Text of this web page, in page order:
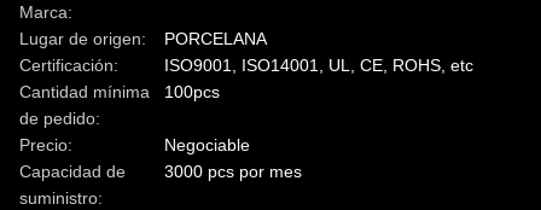
Marca:
Lugar de origen:
PORCELANA
Certificación:
ISO9001, ISO14001, UL, CE, ROHS, etc
Cantidad mínima
de pedido:
100pcs
Precio:
Negociable
Capacidad de
suministro:
3000 pcs por mes